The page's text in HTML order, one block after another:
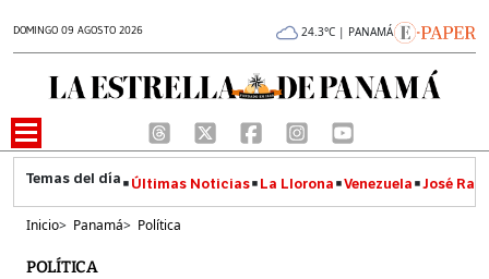
DOMINGO 09 AGOSTO 2026 24.3°C | PANAMÁ
Últimas Noticias La Llorona Venezuela José
Inicio> Panamá> Política
POLÍTICA